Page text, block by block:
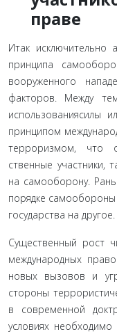
праве
Итак исключительно
принципа
вооруженного
факторов. Между
использованияcилы
принципом
терроризмом, что
ственные участники,
на самооборону.
по­рядке
государства на другое.
Существенный рост
международных
новых вызовов и
сторо­ны
в со­временной
условиях необходимо